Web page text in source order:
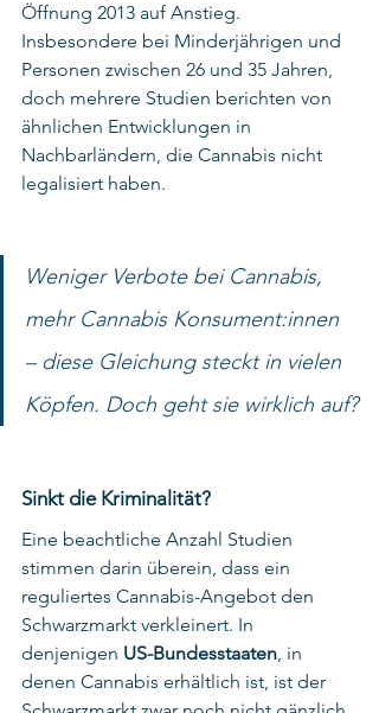
Öffnung 2013 auf Anstieg.
Insbesondere bei Minderjährigen und
Personen zwischen 26 und 35 Jahren,
doch mehrere Studien berichten von
ähnlichen Entwicklungen in
Nachbarländern, die Cannabis nicht
legalisiert haben.
Weniger Verbote bei Cannabis,
mehr Cannabis Konsument:innen
– diese Gleichung steckt in vielen
Köpfen. Doch geht sie wirklich auf?
Sinkt die Kriminalität?
Eine beachtliche Anzahl Studien
stimmen darin überein, dass ein
reguliertes Cannabis-Angebot den
Schwarzmarkt verkleinert. In
denjenigen US-Bundesstaaten, in
denen Cannabis erhältlich ist, ist der